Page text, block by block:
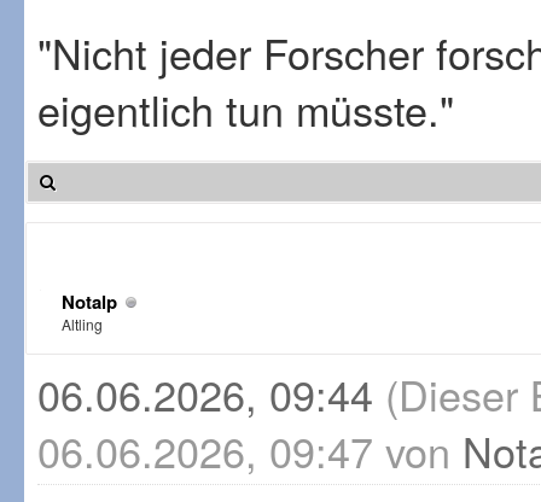
"Nicht jeder Forscher
eigentlich tun müsste."
Notalp
Altling
06.06.2026, 09:44 (Dieser
06.06.2026, 09:47 von